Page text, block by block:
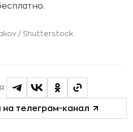
/ Shutterstock
на телеграм-канал